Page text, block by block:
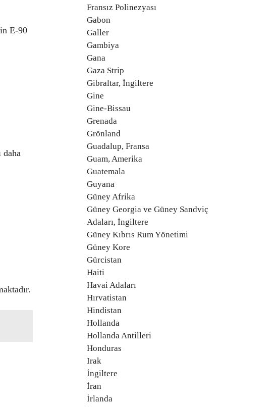
E-90
daha
Fransız Polinezyası
Gabon
Galler
Gambiya
Gana
Gaza Strip
Gibraltar, İngiltere
Gine
Gine-Bissau
Grenada
Grönland
Guadalup, Fransa
Guam, Amerika
Guatemala
Guyana
Güney Afrika
Güney Georgia ve Güney Sandviç
Adaları, İngiltere
Güney Kıbrıs Rum Yönetimi
Güney Kore
Gürcistan
Haiti
Havai Adaları
Hırvatistan
Hindistan
Hollanda
Hollanda Antilleri
Honduras
Irak
İngiltere
İran
İrlanda